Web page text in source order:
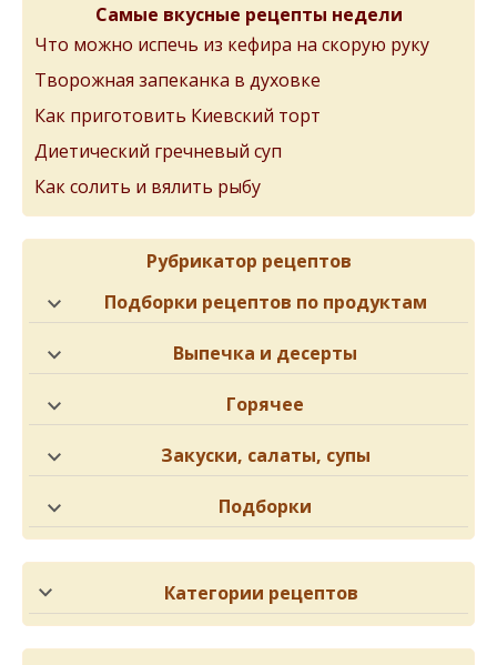
Самые вкусные рецепты недели
Что можно испечь из кефира на скорую руку
Творожная запеканка в духовке
Как приготовить Киевский торт
Диетический гречневый суп
Как солить и вялить рыбу
Рубрикатор рецептов
Подборки рецептов по продуктам
Выпечка и десерты
Горячее
Закуски, салаты, супы
Подборки
Категории рецептов